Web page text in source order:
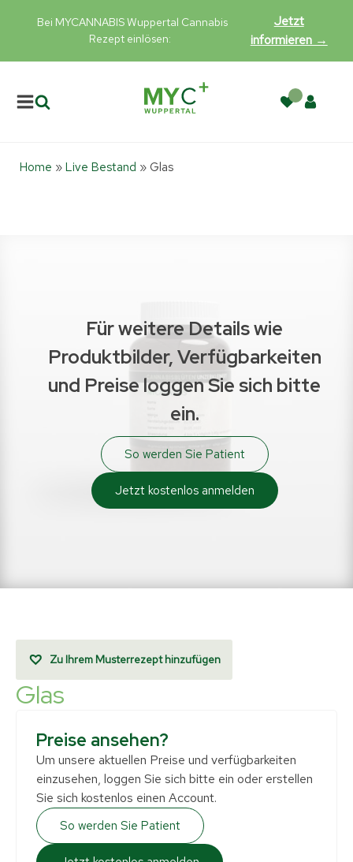
Bei MYCANNABIS Wuppertal Cannabis
Rezept einlösen:
Jetzt
informieren →
Home » Live Bestand » Glas
Für weitere Details wie
Produktbilder, Verfügbarkeiten
und Preise loggen Sie sich bitte
ein.
So werden Sie Patient
Jetzt kostenlos anmelden
Zu Ihrem Musterrezept hinzufügen
Glas
Preise ansehen?
Um unsere aktuellen Preise und verfügbarkeiten
einzusehen, loggen Sie sich bitte ein oder erstellen
Sie sich kostenlos einen Account.
So werden Sie Patient